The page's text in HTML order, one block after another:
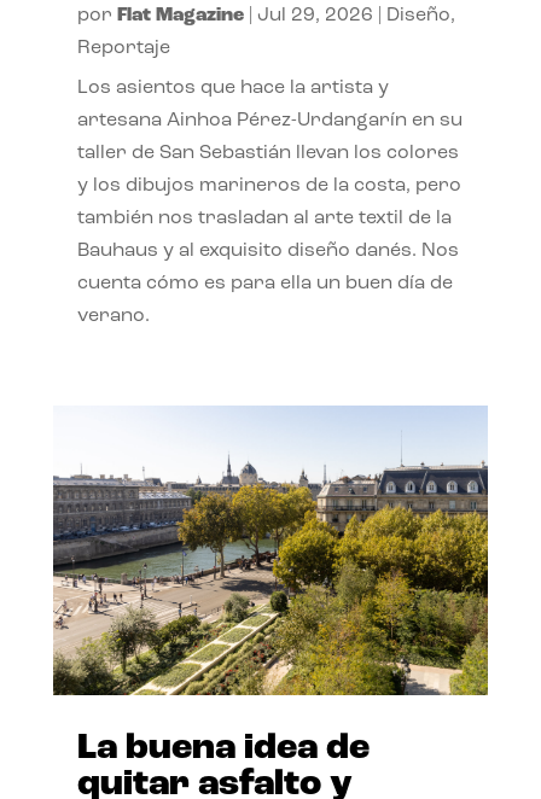
por Flat Magazine| Jul 29, 2026 Diseño,
Reportaje
Los asientos que hace la artista y
artesana Ainhoa Pérez-Urdangarín en su
taller de San Sebastián llevan los colores
y los dibujos marineros de la costa, pero
también nos trasladan al arte textil de la
Bauhaus y al exquisito diseño danés. Nos
cuenta cómo es para ella un buen día de
verano.
La buena idea de
quitar asfalto y